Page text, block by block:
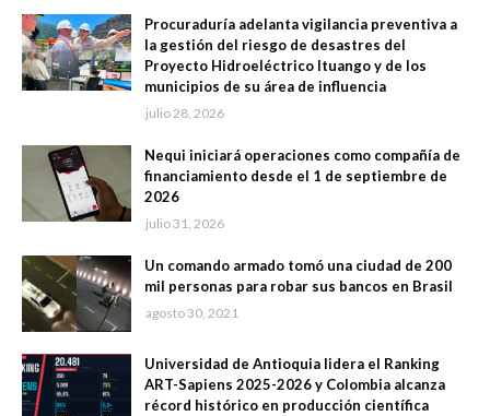
Procuraduría adelanta vigilancia preventiva a
la gestión del riesgo de desastres del
Proyecto Hidroeléctrico Ituango y de los
municipios de su área de influencia
julio 28, 2026
Nequi iniciará operaciones como compañía de
financiamiento desde el 1 de septiembre de
2026
julio 31, 2026
Un comando armado tomó una ciudad de 200
mil personas para robar sus bancos en Brasil
agosto 30, 2021
Universidad de Antioquia lidera el Ranking
ART-Sapiens 2025-2026 y Colombia alcanza
récord histórico en producción científica